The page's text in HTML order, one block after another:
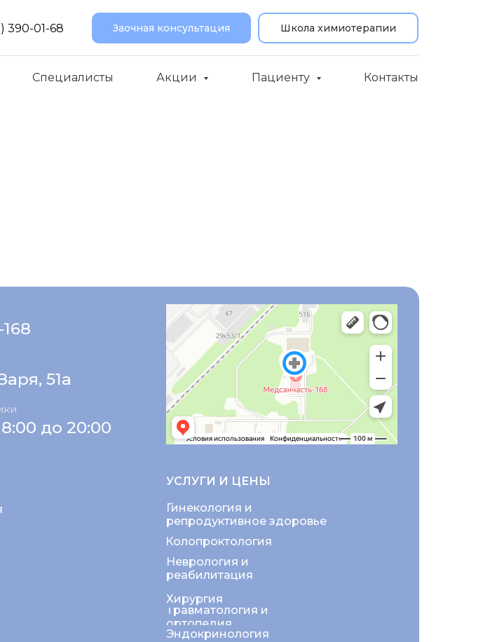
390-01-68 Заочная консультация Школа химиотерапии
Специалисты Акции Пациенту Контакты
Неврология и
реабилитация
Колопроктология
Хирургия
Гинекология и
репродуктивное здоровье
Травматология и
ортопедия
Эндокринология
УСЛУГИ И ЦЕНЫ
до 20:00
51а